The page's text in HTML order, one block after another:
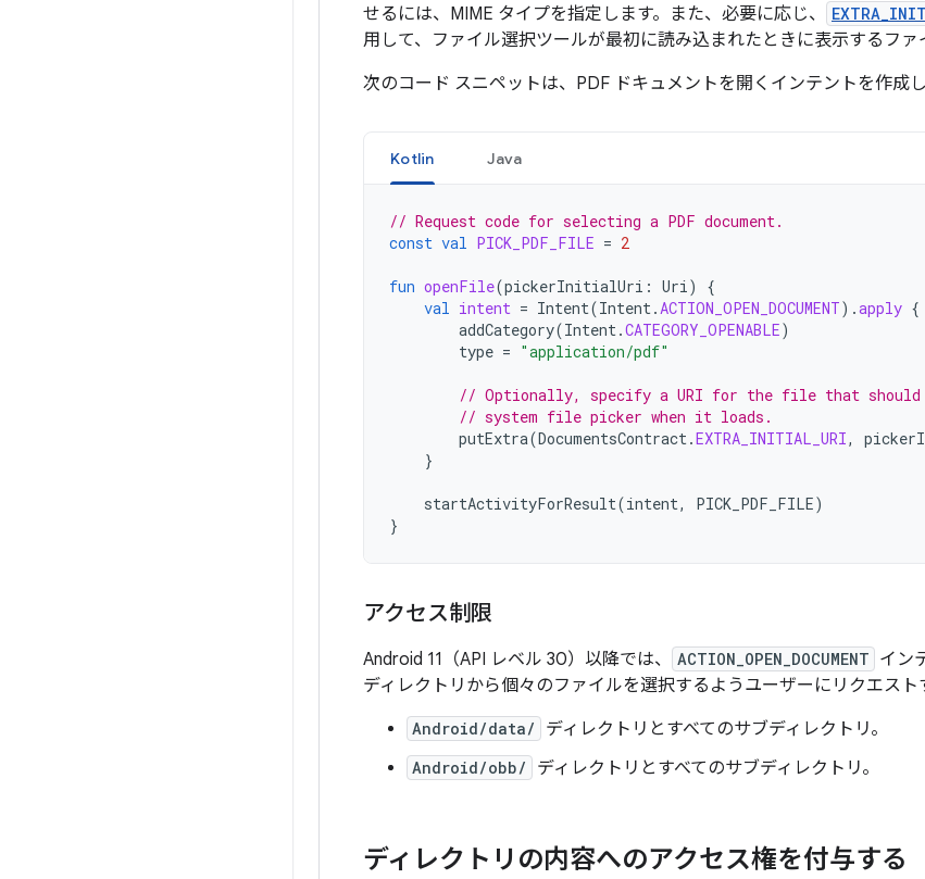
せるには、MIME タイプを指定します。また、必要に応じ、
用して、ファイル選択ツールが最初に読み込まれたときに表示するファ
次のコード スニペットは、PDF ドキュメントを開くインテントを作成
Kotlin Java
// Request code for selecting a PDF document.
const val PICK_PDF_FILE = 2
fun openFile(pickerInitialUri : Uri)
{
val intent = Intent(Intent.ACTION_OPEN_DOCUMENT).apply {
addCategory(Intent.CATEGORY_OPENABLE)
type = "application/pdf"
// Optionally, specify a URI for the file that should
// system file picker when it loads.
putExtra(DocumentsContract.EXTRA_INITIAL_URI,
}
startActivityForResult(intent, PICK_PDF_FILE)
}
アクセス制限
Android 11（API レベル 30）以降では、 ACTION_OPEN_DOCUMENT イン
ディレクトリから個々のファイルを選択するようユーザーにリクエスト
Android/data/ ディレクトリとすべてのサブディレクトリ。
Android/obb/ ディレクトリとすべてのサブディレクトリ。
ディレクトリの内容へのアクセス権を付与する